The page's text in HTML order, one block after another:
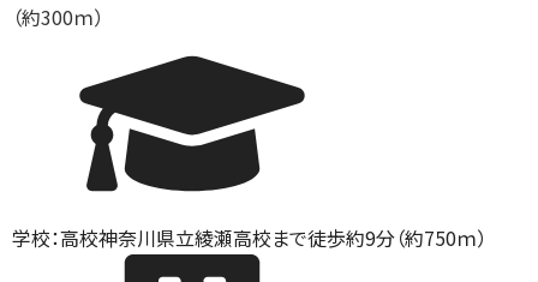
（約300ｍ）
学校：高校神奈川県立綾瀬高校まで徒歩約9分（約750ｍ）